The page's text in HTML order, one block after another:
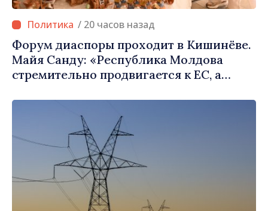
/ 20 часов назад
Форум диаспоры проходит в Кишинёве.
Майя Санду: «Республика Молдова
стремительно продвигается к ЕС, а
продвижении и поддержке этого пути»